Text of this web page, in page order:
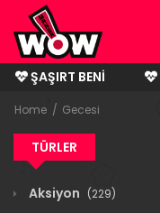
ŞAŞIRT BENI
BITMIŞ MANGALAR
Home Gecesi
TÜRLER
Aksiyon (229)